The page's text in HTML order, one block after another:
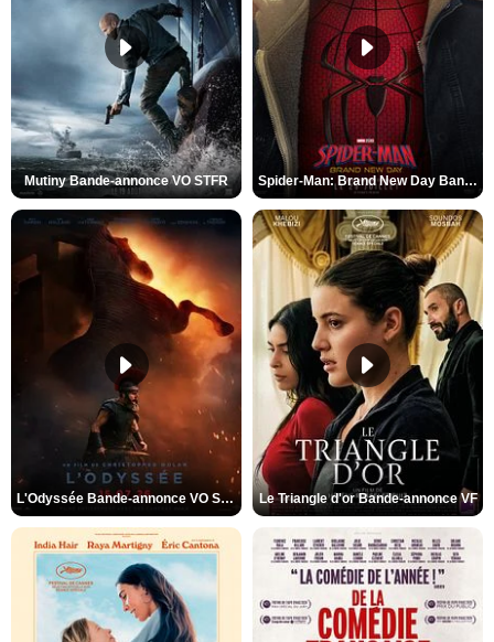
Mutiny Bande-annonce VO STFR Spider-Man: Brand New Day Bande-annonce VO STFR
L'Odyssée Bande-annonce VO STFR Le Triangle d'or Bande-annonce VF